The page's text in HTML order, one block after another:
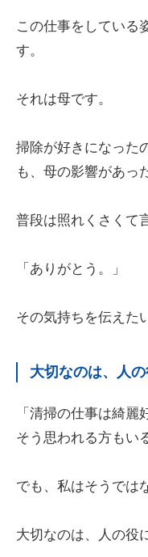
この仕事をしている
す。
それは母です。
掃除が好きになった
も、母の影響があっ
普段は照れくさくて
「ありがとう。」
その気持ちを伝えた
大切なのは、人
「清掃の仕事は綺麗
そう思われる方もい
でも、私はそうでは
大切なのは、人の役